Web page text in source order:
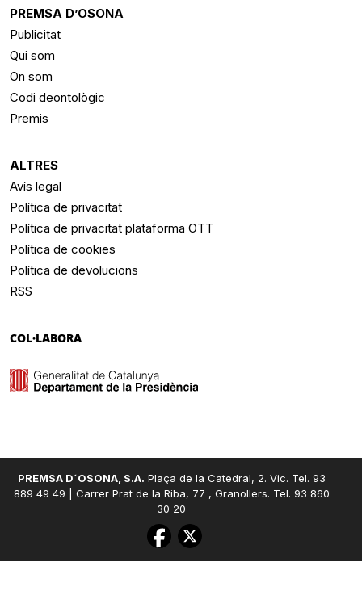
PREMSA D’OSONA
Publicitat
Qui som
On som
Codi deontològic
Premis
ALTRES
Avís legal
Política de privacitat
Política de privacitat plataforma OTT
Política de cookies
Política de devolucions
RSS
COL·LABORA
PREMSA D´OSONA, S.A. Plaça de la Catedral, 2. Vic. Tel. 93
889 49 49 | Carrer Prat de la Riba, 77 , Granollers. Tel. 93 860
30 20